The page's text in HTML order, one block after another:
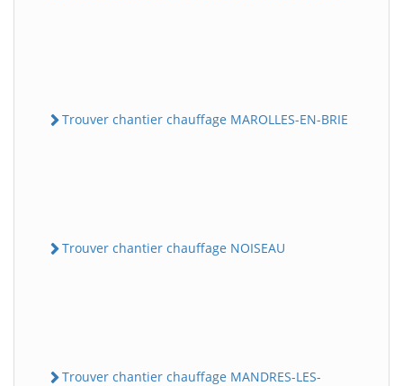
Trouver chantier chauffage MAROLLES-EN-BRIE
Trouver chantier chauffage NOISEAU
Trouver chantier chauffage MANDRES-LES-